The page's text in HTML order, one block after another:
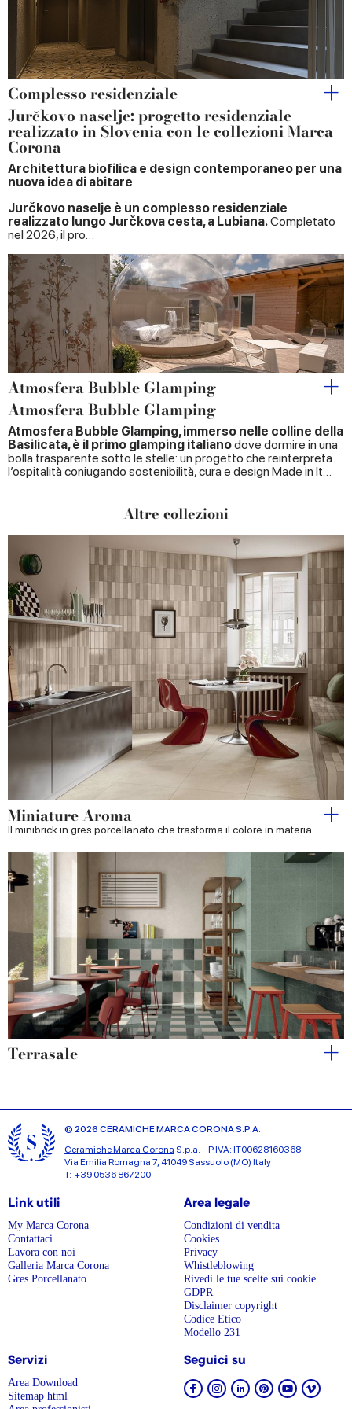
Complesso residenziale
Jurčkovo naselje: progetto residenziale
realizzato in Slovenia con le collezioni Marca
Corona
Architettura biofilica e design contemporaneo per una
nuova idea di abitare
Jurčkovo naselje è un complesso residenziale
realizzato lungo Jurčkova cesta, a Lubiana.Completato
nel 2026, il pro…
Atmosfera Bubble Glamping
Atmosfera Bubble Glamping
Atmosfera Bubble Glamping, immerso nelle colline della
Basilicata, è il primo glamping italianodove dormire in una
bolla trasparente sotto le stelle: un progetto che reinterpreta
l’ospitalità coniugando sostenibilità, cura e design Made in It…
Altre collezioni
Miniature Aroma
Il minibrick in gres porcellanato che trasforma il colore in materia
Terrasale
© 2026 CERAMICHE MARCA CORONA S.P.A.
Ceramiche Marca Corona S.p.a. - P.IVA: IT00628160368
Via Emilia Romagna 7, 41049 Sassuolo (MO) Italy
T: +39 0536 867200
Link utili
My Marca Corona
Contattaci
Lavora con noi
Galleria Marca Corona
Gres Porcellanato
Area legale
Condizioni di vendita
Cookies
Privacy
Whistleblowing
Rivedi le tue scelte sui cookie
GDPR
Disclaimer copyright
Codice Etico
Modello 231
Servizi
Area Download
Sitemap html
Seguici su